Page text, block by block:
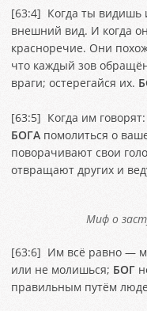
[63:4] Когда ты видишь
внешний вид. И когда
красноречие. Они
что каждый зов
враги; остерегайся их.
[63:5] Когда им
БОГА помолиться о
поворачивают свои
отвращают других и
Миф о
[63:6] Им всё равно —
или не молишься; БОГ
правильным путём